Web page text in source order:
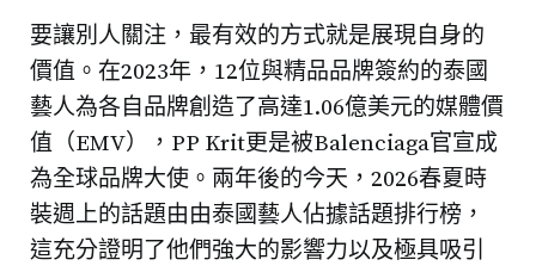
要讓別人關注，最有效的方式就是展現自身的
價值。在2023年，12位與精品品牌簽約的泰國
藝人為各自品牌創造了高達1.06億美元的媒體價
值（EMV），PP Krit更是被Balenciaga官宣成
為全球品牌大使。兩年後的今天，2026春夏時
裝週上的話題由由泰國藝人佔據話題排行榜，
這充分證明了他們強大的影響力以及極具吸引